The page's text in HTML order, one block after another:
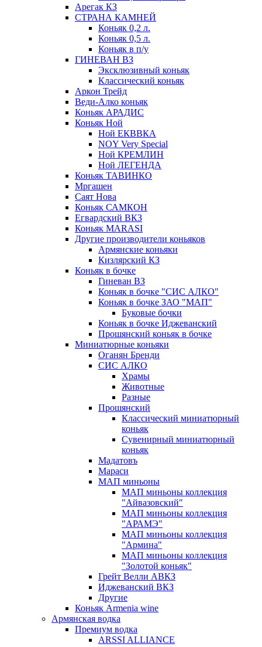
Арегак КЗ
СТРАНА КАМНЕЙ
Коньяк 0,2 л.
Коньяк 0,5 л.
Коньяк в п/у
ГИНЕВАН ВЗ
Эксклюзивный коньяк
Классический коньяк
Аркон Трейд
Веди-Алко коньяк
Коньяк АРАДИС
Коньяк Ной
Ной ЕКВВКА
NOY Very Special
Ной КРЕМЛИН
Ной ЛЕГЕНДА
Коньяк ТАВИНКО
Мргашен
Саят Нова
Коньяк САМКОН
Егвардский ВКЗ
Коньяк MARASI
Другие производители коньяков
Армянские коньяки
Кизлярский КЗ
Коньяк в бочке
Гиневан ВЗ
Коньяк в бочке "СИС АЛКО"
Коньяк в бочке ЗАО "МАП"
Буковые бочки
Коньяк в бочке Иджеванский
Прошянский коньяк в бочке
Миниатюрные коньяки
Оганян Бренди
СИС АЛКО
Храмы
Животные
Разные
Прошянский
Классический миниатюрный
коньяк
Сувенирный миниатюрный
коньяк
Мадатовъ
Мараси
МАП миньоны
МАП миньоны коллекция
"Айвазовский"
МАП миньоны коллекция
"АРАМЭ"
МАП миньоны коллекция
"Армина"
МАП миньоны коллекция
"Золотой коньяк"
Грейт Велли АВКЗ
Иджеванский ВКЗ
Другие
Коньяк Armenia wine
Армянская водка
Премиум водка
ARSSI ALLIANCE